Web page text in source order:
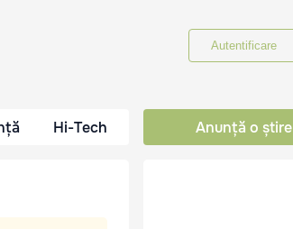
Autentificare
Hi-Tech Anunță o știre